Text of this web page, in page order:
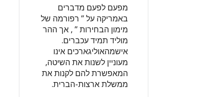
מפעם לפעם מדברים
באמריקה על ” רפורמה של
מימון הבחירות ” , אך ההר
מוליד תמיד עכברים.
אישמהאוליגארכים אינו
מעוניין לשנות את השיטה,
המאפשרת להם לקנות את
ממשלת ארצות-הברית.